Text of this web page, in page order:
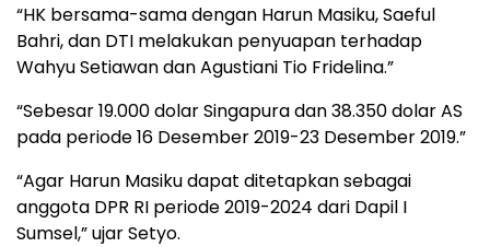
“HK bersama-sama dengan Harun Masiku, Saeful
Bahri, dan DTI melakukan penyuapan terhadap
Wahyu Setiawan dan Agustiani Tio Fridelina.”
“Sebesar 19.000 dolar Singapura dan 38.350 dolar AS
pada periode 16 Desember 2019-23 Desember 2019.”
“Agar Harun Masiku dapat ditetapkan sebagai
anggota DPR RI periode 2019-2024 dari Dapil I
Sumsel,” ujar Setyo.